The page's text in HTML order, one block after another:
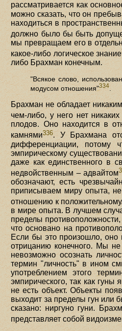
рассматривается как
можно сказать, что он
находиться в
должно было бы быть
мы превращаем его в
какое-либо логическое знание
либо Брахман конечным.
"Всякое слово,
модусом отношения"334.
Брахман не обладает
чем-либо, у него нет
плодов. Оно находится в
камнями336. У Брахмана
дифференциации, потому
эмпирическому
даже как единственного в
недвойственным – адвайтом
обозначают, есть
приписываем миру опыта, не
отношению к
в мире опыта. В лучшем
пределы противоположности,
что основано на
Если бы это произошло, оно
отрицанию конечного. Мы
невозможно осознать
термин "личность" в ином
употреблением этого
эмпирического, так как гуны
не есть объект. Объекты
выходит за пределы гун или
сказано: ниргуно гуни.
представляет собой